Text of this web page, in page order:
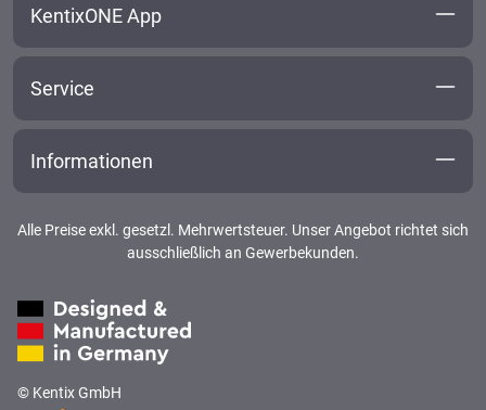
KentixONE App
Service
Informationen
Alle Preise exkl. gesetzl. Mehrwertsteuer. Unser Angebot richtet sich
ausschließlich an Gewerbekunden.
© Kentix GmbH